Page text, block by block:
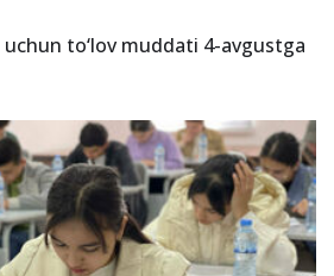
to‘lov muddati 4-avgustga